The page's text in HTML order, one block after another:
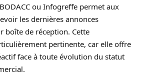
ou Infogreffe permet aux
les dernières annonces
boîte de réception. Cette
pertinente, car elle offre
face à toute évolution du statut